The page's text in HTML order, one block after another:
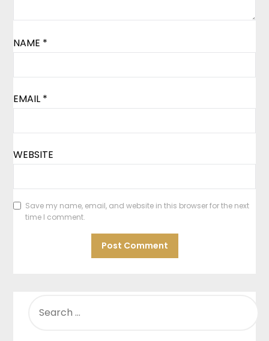
NAME *
EMAIL *
WEBSITE
Save my name, email, and website in this browser for the next
time I comment.
FOR: